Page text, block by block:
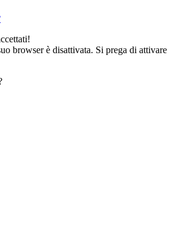
browser è disattivata. Si prega di attivare